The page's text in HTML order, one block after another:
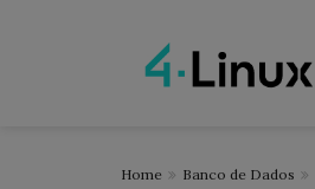
Home Banco de Dados